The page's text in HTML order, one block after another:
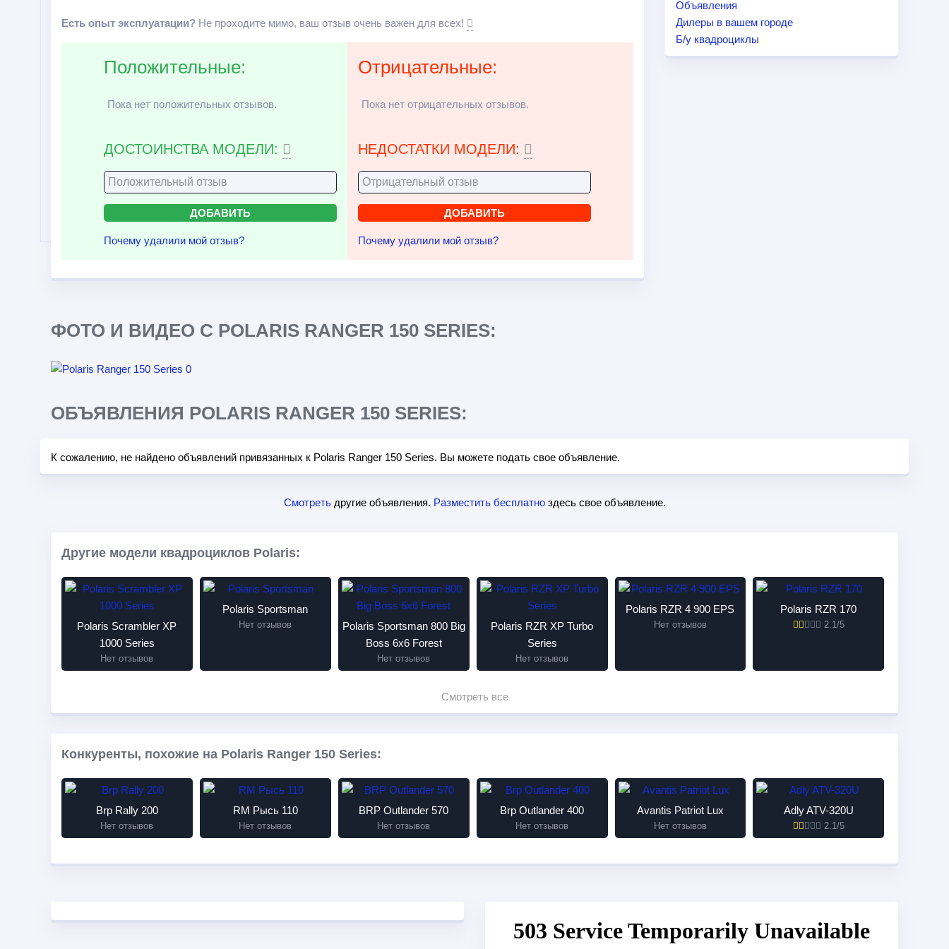
Есть опыт эксплуатации? Не проходите мимо, ваш отзыв очень важен для всех!
Положительные:
Пока нет положительных отзывов.
ДОСТОИНСТВА МОДЕЛИ:
Почему удалили мой отзыв?
Отрицательные:
Пока нет отрицательных отзывов.
НЕДОСТАТКИ МОДЕЛИ:
Почему удалили мой отзыв?
Объявления
Дилеры в вашем городе
Б/у квадроциклы
ФОТО И ВИДЕО С POLARIS RANGER 150 SERIES:
ОБЪЯВЛЕНИЯ POLARIS RANGER 150 SERIES:
К сожалению, не найдено объявлений привязанных к Polaris Ranger 150 Series. Вы можете подать свое объявление.
Смотретьдругие объявления. Разместить бесплатноздесь свое объявление.
Другие модели квадроциклов Polaris:
Polaris Scrambler XP
1000 Series
Нет отзывов
Polaris Sportsman
Нет отзывов
Polaris Sportsman 800 Big
Boss 6x6 Forest
Нет отзывов
Polaris RZR XP Turbo
Series
Нет отзывов
Polaris RZR 4 900 EPS
Нет отзывов
Polaris RZR 170
2.1/5
Смотреть все
Конкуренты, похожие на Polaris Ranger 150 Series:
Brp Rally 200
Нет отзывов
RM Рысь 110
Нет отзывов
BRP Outlander 570
Нет отзывов
Brp Outlander 400
Нет отзывов
Avantis Patriot Lux
Нет отзывов
Adly ATV-320U
2.1/5